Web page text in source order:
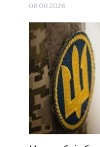
06.08.2026